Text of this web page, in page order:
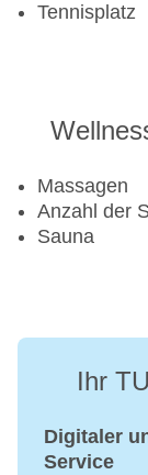
Tennisplatz
Massagen
Anzahl der
Sauna
Ihr
Digitaler
Service